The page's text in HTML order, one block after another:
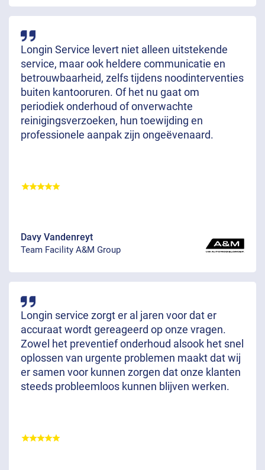
Longin Service levert niet alleen uitstekende
service, maar ook heldere communicatie en
betrouwbaarheid, zelfs tijdens noodinterventies
buiten kantooruren. Of het nu gaat om
periodiek onderhoud of onverwachte
reinigingsverzoeken, hun toewijding en
professionele aanpak zijn ongeëvenaard.
Davy Vandenreyt
Team Facility A&M Group
Longin service zorgt er al jaren voor dat er
accuraat wordt gereageerd op onze vragen.
Zowel het preventief onderhoud alsook het snel
oplossen van urgente problemen maakt dat wij
er samen voor kunnen zorgen dat onze klanten
steeds probleemloos kunnen blijven werken.